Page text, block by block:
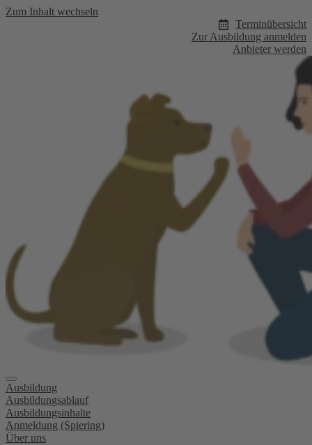
Zum Inhalt wechseln
Terminübersicht
Zur Ausbildung anmelden
Anbieter werden
Ausbildung
Ausbildungsablauf
Ausbildungsinhalte
Anmeldung (Spiering)
Über uns